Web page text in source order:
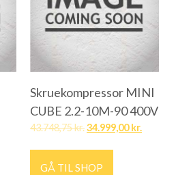
Skruekompressor MINI
CUBE 2.2-10M-90 400V
43.748,75kr.34.999,00kr.
GÅ TIL SHOP